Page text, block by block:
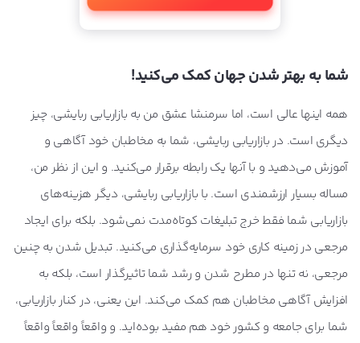
شما به بهتر شدن جهان کمک می‌کنید!
همه اینها عالی است، اما سرمنشا عشق من به بازاریابی ربایشی، چیز
دیگری است. در بازاریابی ربایشی، شما به مخاطبان خود آگاهی و
آموزش می‌دهید و با آنها یک رابطه برقرار می‌کنید. و این از نظر من،
مساله بسیار ارزشمندی است. با بازاریابی ربایشی، دیگر هزینه‌های
بازاریابی شما فقط خرج تبلیغات کوتاه‌مدت نمی‌شود. بلکه برای ایجاد
مرجعی در زمینه کاری خود سرمایه‌گذاری می‌کنید. تبدیل شدن به چنین
مرجعی، نه تنها در مطرح شدن و رشد شما تاثیرگذار است، بلکه به
افزایش آگاهی مخاطبان هم کمک می‌کند. این یعنی، در کنار بازاریابی،
شما برای جامعه و کشور خود هم مفید بوده‌اید. و واقعاً واقعاً واقعاً